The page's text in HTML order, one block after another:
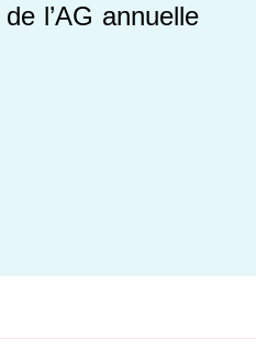
l’AG annuelle